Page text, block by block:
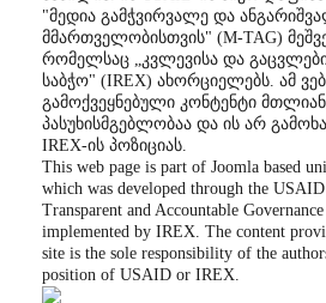
"მედია გამჭვირვალე და
მმართველობისთვის" (M-TAG)
რომელსაც „კვლევისა და
საბჭო" (IREX) ახორციელებს. ამ ვებ
გამოქვეყნებული კონტენტი
პასუხისმგებლობაა და ის არ
IREX-ის პოზიციას.
This web page is part of Joomla based
which was developed through the
Transparent and Accountable
implemented by IREX. The content
site is the sole responsibility of the
position of USAID or IREX.